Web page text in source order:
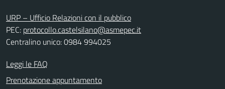
URP – Ufficio Relazioni con il pubblico
PEC: protocollo.castelsilano@asmepec.it
Centralino unico: 0984 994025
Leggi le FAQ
Prenotazione appuntamento